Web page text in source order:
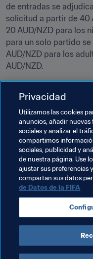
de entradas se
solicitud a partir de 40
20 AUD/NZD para los
para un solo partido
AUD/NZD para los
AUD/NZD.
cuenta, visite
Para más
de entradas, visite
Temas
Copa Mundial
Australia AFC
Privacidad
Utilizamos las cookies
anuncios, añadir
sociales y analizar el
compartimos
sociales, publicidad y
de nuestra página. Use
ajustar sus preferencias
compartan sus datos
de Datos de la FIFA